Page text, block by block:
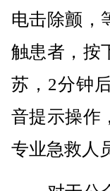
电击除颤，
触患者，按
苏，2分钟
音提示操作
专业急救人